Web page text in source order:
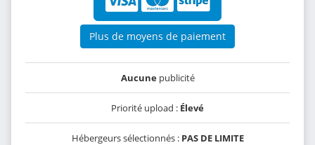
Plus de moyens de paiement
Aucunepublicité
Priorité upload : Élevé
Hébergeurs sélectionnés : PAS DE LIMITE